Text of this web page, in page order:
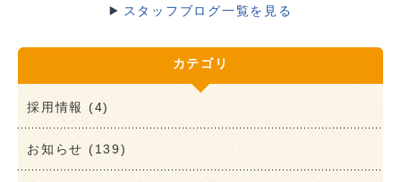
スタッフブログ一覧を見る
カテゴリ
採用情報 (4)
お知らせ (139)